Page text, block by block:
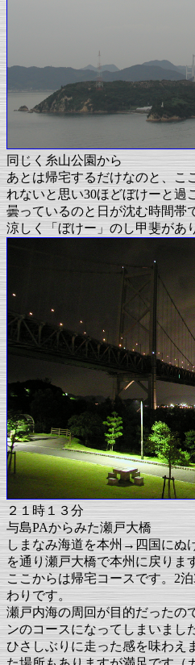
同じく糸山公園から
あとは帰宅するだけなのと、こ
れないと思い30ほどぼけーと過
曇っているのと日が沈む時間帯
涼しく「ぼけー」のし甲斐があ
２１時１３分
与島PAからみた瀬戸大橋
しまなみ海道を本州→四国にぬ
を通り瀬戸大橋で本州に戻りま
ここからは帰宅コースです。2
わりです。
瀬戸内海の周回が目的だったの
ンのコースになってしまいまし
ひさしぶりに走った感を味わえ